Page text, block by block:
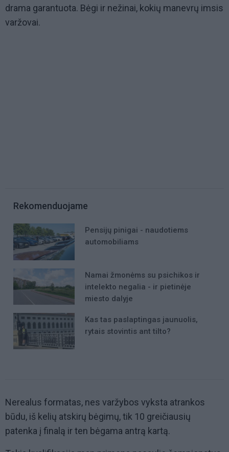
drama garantuota. Bėgi ir nežinai, kokių manevrų imsis
varžovai.
Rekomenduojame
Pensijų pinigai - naudotiems
automobiliams
Namai žmonėms su psichikos ir
intelekto negalia - ir pietinėje
miesto dalyje
Kas tas paslaptingas jaunuolis,
rytais stovintis ant tilto?
Nerealus formatas, nes varžybos vyksta atrankos
būdu, iš kelių atskirų bėgimų, tik 10 greičiausių
patenka į finalą ir ten bėgama antrą kartą.